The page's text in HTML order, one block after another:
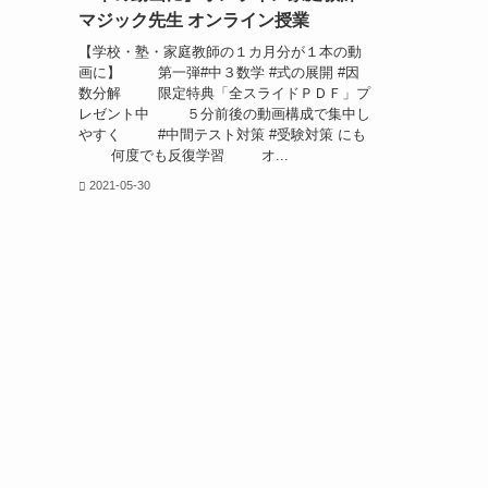
マジック先生 オンライン授業
【学校・塾・家庭教師の１カ月分が１本の動
画に】 第一弾#中３数学 #式の展開 #因
数分解 限定特典「全スライドＰＤＦ」プ
レゼント中 ５分前後の動画構成で集中し
やすく #中間テスト対策 #受験対策 にも
何度でも反復学習 オ...
2021-05-30